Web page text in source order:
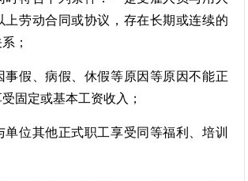
上劳动合同或协议，存在长期或连续的
；
事假、病假、休假等原因等原因不能正
固定或基本工资收入；
单位其他正式职工享受同等福利、培训